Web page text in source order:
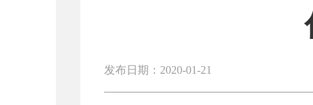
发布日期：2020-01-21